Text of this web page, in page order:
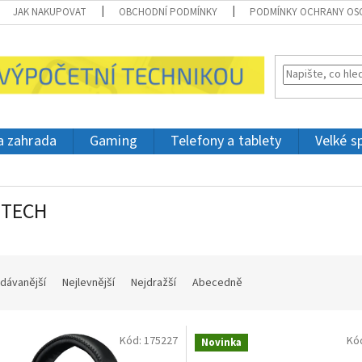
JAK NAKUPOVAT OBCHODNÍ PODMÍNKY PODMÍNKY OCHRANY
zahrada Gaming Telefony a tablety Velké
Nejlevnější Nejdražší Abecedně
Kód: 175227 Novinka